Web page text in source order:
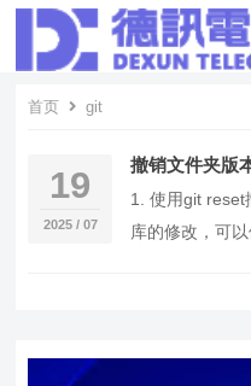
首页 git
19
2025 / 07
撤销文件夹版
1. 使用git reset
库的修改，可